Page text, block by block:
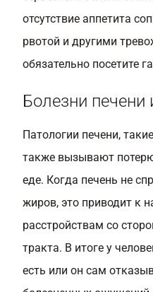
отсутствие аппетита
рвотой и другими
обязательно посетите
Болезни печени
Патологии печени,
также вызывают
еде. Когда печень не
жиров, это приводит к
расстройствам со
тракта. В итоге у
есть или он сам